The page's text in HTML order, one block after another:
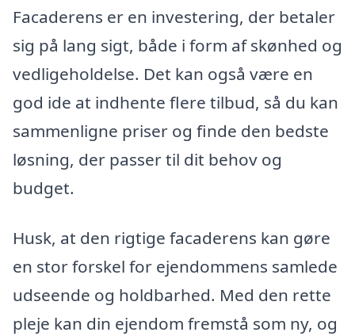
Facaderens er en investering, der betaler
sig på lang sigt, både i form af skønhed og
vedligeholdelse. Det kan også være en
god ide at indhente flere tilbud, så du kan
sammenligne priser og finde den bedste
løsning, der passer til dit behov og
budget.
Husk, at den rigtige facaderens kan gøre
en stor forskel for ejendommens samlede
udseende og holdbarhed. Med den rette
pleje kan din ejendom fremstå som ny, og